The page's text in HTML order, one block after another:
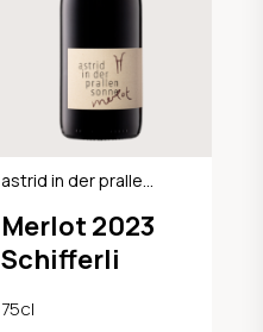
astrid in der prallen
Merlot 2023
Schifferli
75cl